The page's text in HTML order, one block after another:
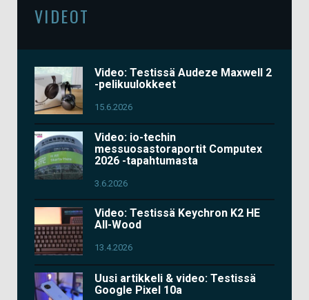
VIDEOT
Video: Testissä Audeze Maxwell 2
-pelikuulokkeet
15.6.2026
Video: io-techin
messuosastoraportit Computex
2026 -tapahtumasta
3.6.2026
Video: Testissä Keychron K2 HE
All-Wood
13.4.2026
Uusi artikkeli & video: Testissä
Google Pixel 10a